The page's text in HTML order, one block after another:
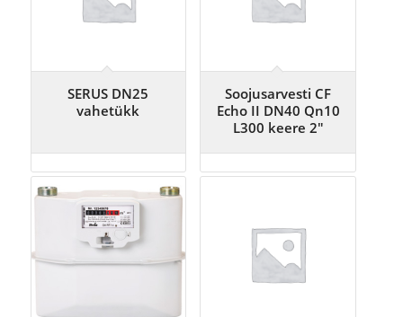
SERUS DN25
vahetükk
Soojusarvesti CF
Echo II DN40 Qn10
L300 keere 2″